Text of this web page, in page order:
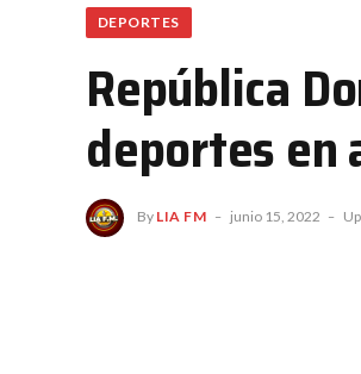
DEPORTES
República
deportes en
By LIA FM junio 15, 2022